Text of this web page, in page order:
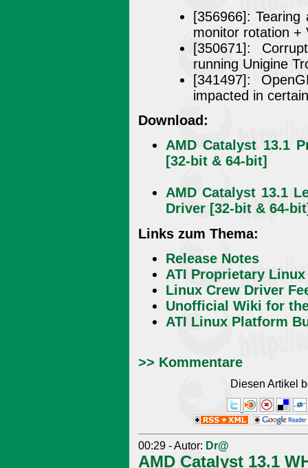
[356966]:
monitor rotation +
[350671]:
running Unigine
[341497]:
impacted in
Download:
AMD Catalyst 13.1
[32-bit & 64-bit]
AMD Catalyst 13.1
Driver [32-bit & 64-
Links zum Thema:
Release Notes
ATI Proprietary
Linux Crew Driver
Unofficial Wiki for
ATI Linux Platform
>> Kommentare
Diesen Artikel
00:29 - Autor: Dr@
AMD Catalyst 13.1